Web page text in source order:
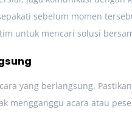
sebelum momen
untuk mencari solusi
yang berlangsung.
mengganggu acara atau